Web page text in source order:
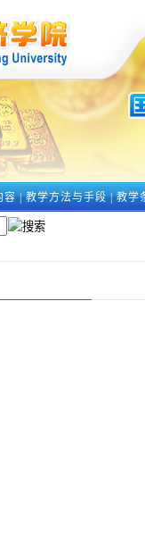
容|教学方法与手段|教学